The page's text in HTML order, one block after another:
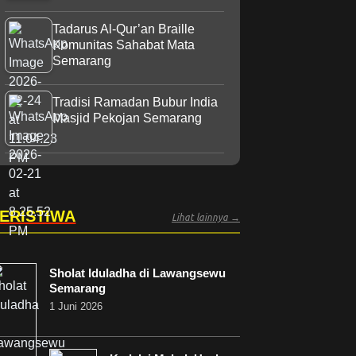
Tadarus Al-Qur’an Braille
Komunitas Sahabat Mata
Semarang
Tradisi Ramadan Bubur India
Masjid Pekojan Semarang
Lihat lainnya →
Sholat Iduladha di Lawangsewu
Semarang
1 Juni 2026